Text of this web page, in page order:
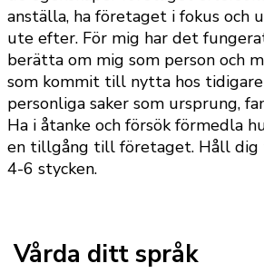
anställa, ha företaget i fokus och
ute efter. För mig har det
berätta om mig som person och
som kommit till nytta hos
personliga saker som ursprung,
Ha i åtanke och försök förmedla
en tillgång till företaget. Håll dig
4-6 stycken.
Vårda ditt språk